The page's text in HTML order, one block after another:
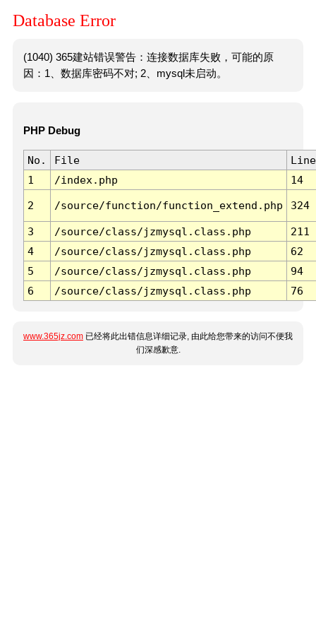
Database Error
(1040) 365建站错误警告：连接数据库失败，可能的原
因：1、数据库密码不对; 2、mysql未启动。
PHP Debug
No. File
Line
1
/index.php 14
2 /source/function/function_extend.php 324
3 /source/class/jzmysql.class.php
211
4
/source/class/jzmysql.class.php
62
5
/source/class/jzmysql.class.php
94
6
/source/class/jzmysql.class.php 76
www.365jz.com 已经将此出错信息详细记录, 由此给您带来的访问不便我
们深感歉意.